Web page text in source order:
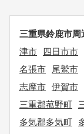
三重県鈴鹿市
津市
四日市市
名張市
尾鷲市
志摩市 伊賀市
三重郡菰野町
多気郡多気町